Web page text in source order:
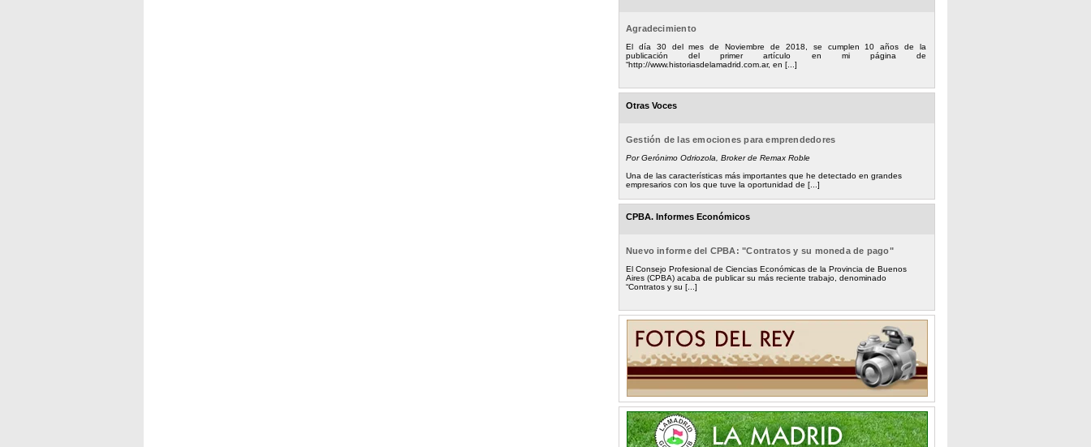
Agradecimiento
El día 30 del mes de Noviembre de 2018, se cumplen 10 años de la
publicación del primer artículo en mi página de
“http://www.historiasdelamadrid.com.ar, en [...]
Otras Voces
Gestión de las emociones para emprendedores
Por Gerónimo Odriozola, Broker de Remax Roble
Una de las características más importantes que he detectado en grandes
empresarios con los que tuve la oportunidad de [...]
CPBA. Informes Económicos
Nuevo informe del CPBA: "Contratos y su moneda de pago"
El Consejo Profesional de Ciencias Económicas de la Provincia de Buenos
Aires (CPBA) acaba de publicar su más reciente trabajo, denominado
“Contratos y su [...]